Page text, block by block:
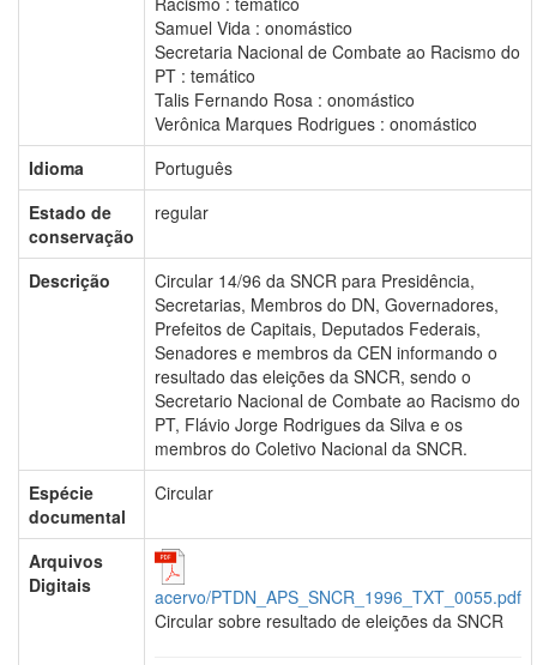
Samuel Vida : onomástico
Secretaria Nacional de Combate ao Racismo do
PT : temático
Talis Fernando Rosa : onomástico
Verônica Marques Rodrigues : onomástico
Idioma
Português
Estado de
conservação
regular
Descrição
Circular 14/96 da SNCR para Presidência,
Secretarias, Membros do DN, Governadores,
Prefeitos de Capitais, Deputados Federais,
Senadores e membros da CEN informando o
resultado das eleições da SNCR, sendo o
Secretario Nacional de Combate ao Racismo do
PT, Flávio Jorge Rodrigues da Silva e os
membros do Coletivo Nacional da SNCR.
Espécie
documental
Circular
Arquivos
Digitais
acervo/PTDN_APS_SNCR_1996_TXT_0055.pdf
Circular sobre resultado de eleições da SNCR